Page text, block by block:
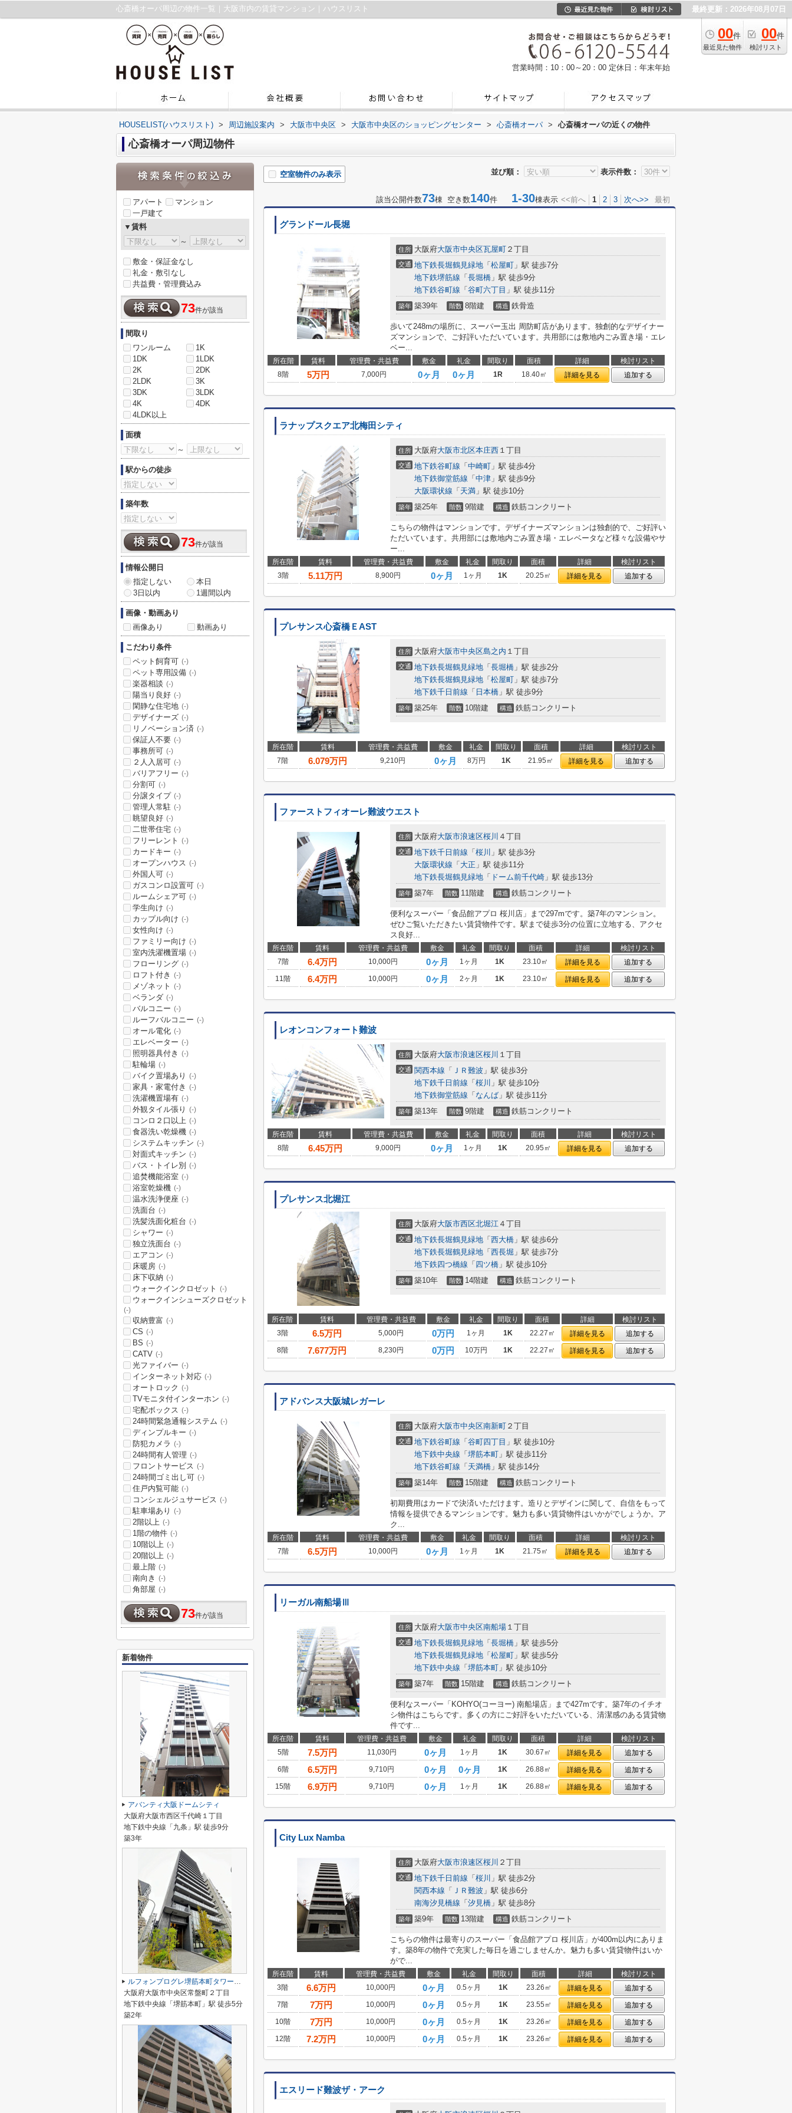
心斎橋オーパ周辺の物件一覧｜大阪市内の賃貸マンション｜ハウスリスト 最終更新：2026年08月07日
00件
最近見た物件
00件
検討リスト
営業時間：10：00～20：00 定休日：年末年始
HOUSELIST(ハウスリスト) > 周辺施設案内 > 大阪市中央区 > 大阪市中央区のショッピングセンター > 心斎橋オーパ > 心斎橋オーパの近くの物件
心斎橋オーパ周辺物件
並び順： 表示件数：
空室物件のみ表示
該当公開件数73棟 空き数140件 1-30棟表示 <<前へ 1 2 3 次へ>> 最初
グランドール長堀
住所 大阪府大阪市中央区瓦屋町 ２丁目
交通 地下鉄長堀鶴見緑地 「 松屋町 」駅 徒歩7分
地下鉄堺筋線 「 長堀橋 」駅 徒歩9分
地下鉄谷町線 「 谷町六丁目 」駅 徒歩11分
築年 築39年 階数 8階建 構造 鉄骨造
歩いて248mの場所に、スーパー玉出 周防町店があります。独創的なデザイナー
ズマンションで、ご好評いただいています。共用部には敷地内ごみ置き場・エレ
ベー...
所在階 賃料 管理費・共益費 敷金 礼金 間取り 面積 詳細
検討リスト
8階
5万円 7,000円 0ヶ月 0ヶ月 1R 18.40㎡ 詳細を見る 追加する
ラナップスクエア北梅田シティ
住所 大阪府大阪市北区本庄西 １丁目
交通 地下鉄谷町線 「 中崎町 」駅 徒歩4分
地下鉄御堂筋線 「 中津 」駅 徒歩9分
大阪環状線 「 天満 」駅 徒歩10分
築年 築25年 階数 9階建 構造 鉄筋コンクリート
こちらの物件はマンションです。デザイナーズマンションは独創的で、ご好評い
ただいています。共用部には敷地内ごみ置き場・エレベータなど様々な設備やサ
ー...
所在階 賃料 管理費・共益費 敷金 礼金 間取り 面積 詳細
検討リスト
3階
5.11万円 8,900円 0ヶ月 1ヶ月 1K 20.25㎡ 詳細を見る 追加する
プレサンス心斎橋ＥAST
住所 大阪府大阪市中央区島之内 １丁目
交通 地下鉄長堀鶴見緑地 「 長堀橋 」駅 徒歩2分
地下鉄長堀鶴見緑地 「 松屋町 」駅 徒歩7分
地下鉄千日前線 「 日本橋 」駅 徒歩9分
築年 築25年 階数 10階建 構造 鉄筋コンクリート
所在階 賃料 管理費・共益費 敷金 礼金 間取り 面積 詳細
検討リスト
7階
6.079万円 9,210円 0ヶ月 8万円 1K 21.95㎡ 詳細を見る 追加する
ファーストフィオーレ難波ウエスト
住所 大阪府大阪市浪速区桜川 ４丁目
交通 地下鉄千日前線 「 桜川 」駅 徒歩3分
大阪環状線 「 大正 」駅 徒歩11分
地下鉄長堀鶴見緑地 「 ドーム前千代崎 」駅 徒歩13分
築年 築7年 階数 11階建 構造 鉄筋コンクリート
便利なスーパー「食品館アプロ 桜川店」まで297mです。築7年のマンション。
ぜひご覧いただきたい賃貸物件です。駅まで徒歩3分の位置に立地する、アクセ
ス良好...
所在階 賃料 管理費・共益費 敷金 礼金 間取り 面積 詳細
検討リスト
7階
6.4万円 10,000円 0ヶ月 1ヶ月 1K 23.10㎡ 詳細を見る
追加する
11階
6.4万円 10,000円 0ヶ月 2ヶ月 1K 23.10㎡ 詳細を見る 追加する
レオンコンフォート難波
住所 大阪府大阪市浪速区桜川 １丁目
交通 関西本線 「 ＪＲ難波 」駅 徒歩3分
地下鉄千日前線 「 桜川 」駅 徒歩10分
地下鉄御堂筋線 「 なんば 」駅 徒歩11分
築年 築13年 階数 9階建 構造 鉄筋コンクリート
所在階 賃料 管理費・共益費 敷金 礼金 間取り 面積 詳細
検討リスト
8階
6.45万円 9,000円 0ヶ月 1ヶ月 1K 20.95㎡ 詳細を見る 追加する
プレサンス北堀江
住所 大阪府大阪市西区北堀江 ４丁目
交通 地下鉄長堀鶴見緑地 「 西大橋 」駅 徒歩6分
地下鉄長堀鶴見緑地 「 西長堀 」駅 徒歩7分
地下鉄四つ橋線 「 四ツ橋 」駅 徒歩10分
築年 築10年 階数 14階建 構造 鉄筋コンクリート
所在階 賃料 管理費・共益費 敷金 礼金 間取り 面積 詳細
検討リスト
3階
6.5万円 5,000円 0万円 1ヶ月 1K 22.27㎡ 詳細を見る
追加する
8階
7.677万円 8,230円 0万円 10万円 1K 22.27㎡ 詳細を見る 追加する
アドバンス大阪城レガーレ
住所 大阪府大阪市中央区南新町 ２丁目
交通 地下鉄谷町線 「 谷町四丁目 」駅 徒歩10分
地下鉄中央線 「 堺筋本町 」駅 徒歩11分
地下鉄谷町線 「 天満橋 」駅 徒歩14分
築年 築14年 階数 15階建 構造 鉄筋コンクリート
初期費用はカードで決済いただけます。造りとデザインに関して、自信をもって
情報を提供できるマンションです。魅力も多い賃貸物件はいかがでしょうか。ア
ク...
所在階 賃料 管理費・共益費 敷金 礼金 間取り 面積 詳細
検討リスト
7階
6.5万円 10,000円 0ヶ月 1ヶ月 1K 21.75㎡ 詳細を見る 追加する
リーガル南船場Ⅲ
住所 大阪府大阪市中央区南船場 １丁目
交通 地下鉄長堀鶴見緑地 「 長堀橋 」駅 徒歩5分
地下鉄長堀鶴見緑地 「 松屋町 」駅 徒歩5分
地下鉄中央線 「 堺筋本町 」駅 徒歩10分
築年 築7年 階数 15階建 構造 鉄筋コンクリート
便利なスーパー「KOHYO(コーヨー) 南船場店」まで427mです。築7年のイチオ
シ物件はこちらです。多くの方にご好評をいただいている、清潔感のある賃貸物
件です...
所在階 賃料 管理費・共益費 敷金 礼金 間取り 面積 詳細
検討リスト
5階
7.5万円 11,030円 0ヶ月 1ヶ月 1K 30.67㎡ 詳細を見る
追加する
6階
6.5万円 9,710円 0ヶ月 0ヶ月 1K 26.88㎡ 詳細を見る
追加する
15階
6.9万円 9,710円 0ヶ月 1ヶ月 1K 26.88㎡ 詳細を見る 追加する
City Lux Namba
住所 大阪府大阪市浪速区桜川 ２丁目
交通 地下鉄千日前線 「 桜川 」駅 徒歩2分
関西本線 「 ＪＲ難波 」駅 徒歩6分
南海汐見橋線 「 汐見橋 」駅 徒歩8分
築年 築9年 階数 13階建 構造 鉄筋コンクリート
こちらの物件は最寄りのスーパー「食品館アプロ 桜川店」が400m以内にありま
す。築8年の物件で充実した毎日を過ごしませんか。魅力も多い賃貸物件はいか
がで...
所在階 賃料 管理費・共益費 敷金 礼金 間取り 面積 詳細
検討リスト
3階
6.6万円 10,000円 0ヶ月 0.5ヶ月 1K 23.26㎡ 詳細を見る
追加する
7階
7万円 10,000円 0ヶ月 0.5ヶ月 1K 23.55㎡ 詳細を見る
追加する
10階
7万円 10,000円 0ヶ月 0.5ヶ月 1K 23.26㎡ 詳細を見る
追加する
12階
7.2万円 10,000円 0ヶ月 0.5ヶ月 1K 23.26㎡ 詳細を見る 追加する
エスリード難波ザ・アーク
アパート
マンション
一戸建て
▼賃料
～
敷金・保証金なし
礼金・敷引なし
共益費・管理費込み
73件が該当
間取り
ワンルーム
1K
1DK
1LDK
2K
2DK
2LDK
3K
3DK
3LDK
4K
4DK
4LDK以上
面積
～
駅からの徒歩
築年数
73件が該当
情報公開日
指定しない
本日
3日以内
1週間以内
画像・動画あり
画像あり
動画あり
こだわり条件
ペット飼育可 (-)
ペット専用設備 (-)
楽器相談 (-)
陽当り良好 (-)
閑静な住宅地 (-)
デザイナーズ (-)
リノベーション済 (-)
保証人不要 (-)
事務所可 (-)
２人入居可 (-)
バリアフリー (-)
分割可 (-)
分譲タイプ (-)
管理人常駐 (-)
眺望良好 (-)
二世帯住宅 (-)
フリーレント (-)
カードキー (-)
オープンハウス (-)
外国人可 (-)
ガスコンロ設置可 (-)
ルームシェア可 (-)
学生向け (-)
カップル向け (-)
女性向け (-)
ファミリー向け (-)
室内洗濯機置場 (-)
フローリング (-)
ロフト付き (-)
メゾネット (-)
ベランダ (-)
バルコニー (-)
ルーフバルコニー (-)
オール電化 (-)
エレベーター (-)
照明器具付き (-)
駐輪場 (-)
バイク置場あり (-)
家具・家電付き (-)
洗濯機置場有 (-)
外観タイル張り (-)
コンロ２口以上 (-)
食器洗い乾燥機 (-)
システムキッチン (-)
対面式キッチン (-)
バス・トイレ別 (-)
追焚機能浴室 (-)
浴室乾燥機 (-)
温水洗浄便座 (-)
洗面台 (-)
洗髪洗面化粧台 (-)
シャワー (-)
独立洗面台 (-)
エアコン (-)
床暖房 (-)
床下収納 (-)
ウォークインクロゼット (-)
ウォークインシューズクロゼット
(-)
収納豊富 (-)
CS (-)
BS (-)
CATV (-)
光ファイバー (-)
インターネット対応 (-)
オートロック (-)
TVモニタ付インターホン (-)
宅配ボックス (-)
24時間緊急通報システム (-)
ディンプルキー (-)
防犯カメラ (-)
24時間有人管理 (-)
フロントサービス (-)
24時間ゴミ出し可 (-)
住戸内覧可能 (-)
コンシェルジュサービス (-)
駐車場あり (-)
2階以上 (-)
1階の物件 (-)
10階以上 (-)
20階以上 (-)
最上階 (-)
南向き (-)
角部屋 (-)
73件が該当
新着物件
アバンティ大阪ドームシティ
大阪府大阪市西区千代崎１丁目
地下鉄中央線「九条」駅 徒歩9分
築3年
ルフォンプログレ堺筋本町タワーレジデンス
大阪府大阪市中央区常盤町２丁目
地下鉄中央線「堺筋本町」駅 徒歩5分
築2年